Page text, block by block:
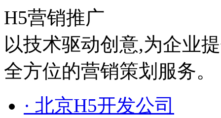
H5营销推广
以技术驱动创意,为企业
全方位的营销策划服务。
· 北京H5开发公司